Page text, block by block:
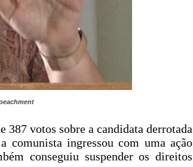
387 votos sobre a candidata derrotada
comunista ingressou com uma ação
conseguiu suspender os direitos